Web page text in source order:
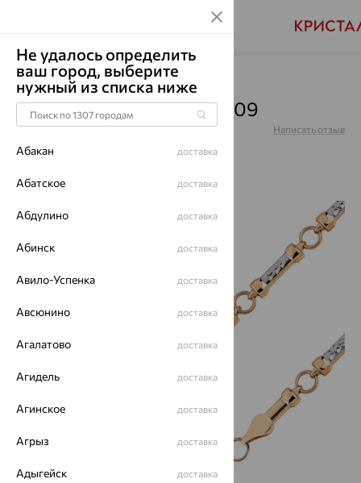
Главная Каталог Браслеты декоративные
Браслет, золото, БР150-09
Артикул:БР150-09 Написать отзыв
Не удалось определить
ваш город, выберите
нужный из списка ниже
Абакан доставка
Абатское доставка
Абдулино доставка
Абинск доставка
Авило-Успенка доставка
Авсюнино доставка
Агалатово доставка
Агидель доставка
Агинское доставка
Агрыз доставка
Адыгейск доставка